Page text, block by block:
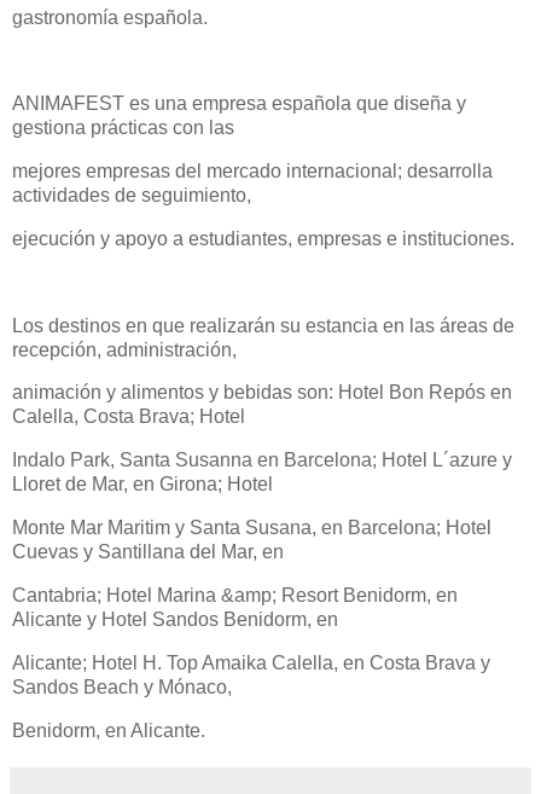
gastronomía española.
ANIMAFEST es una empresa española que diseña y
gestiona prácticas con las
mejores empresas del mercado internacional; desarrolla
actividades de seguimiento,
ejecución y apoyo a estudiantes, empresas e instituciones.
Los destinos en que realizarán su estancia en las áreas de
recepción, administración,
animación y alimentos y bebidas son: Hotel Bon Repós en
Calella, Costa Brava; Hotel
Indalo Park, Santa Susanna en Barcelona; Hotel L´azure y
Lloret de Mar, en Girona; Hotel
Monte Mar Maritim y Santa Susana, en Barcelona; Hotel
Cuevas y Santillana del Mar, en
Cantabria; Hotel Marina &amp; Resort Benidorm, en
Alicante y Hotel Sandos Benidorm, en
Alicante; Hotel H. Top Amaika Calella, en Costa Brava y
Sandos Beach y Mónaco,
Benidorm, en Alicante.